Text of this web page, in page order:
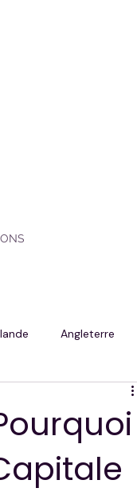
Angleterre